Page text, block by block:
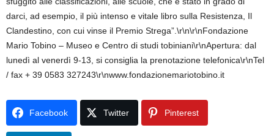
darci, ad esempio, il più intenso e vitale libro sulla Resistenza, Il
Clandestino, con cui vinse il Premio Strega”.\r\n\r\nFondazione
Mario Tobino – Museo e Centro di studi tobiniani\r\nApertura: dal
lunedì al venerdì 9-13, si consiglia la prenotazione telefonica\r\nTel
/ fax + 39 0583 327243\r\nwww.fondazionemariotobino.it
Facebook Twitter Pinterest